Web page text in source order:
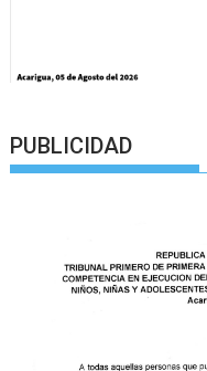
PUBLICIDAD